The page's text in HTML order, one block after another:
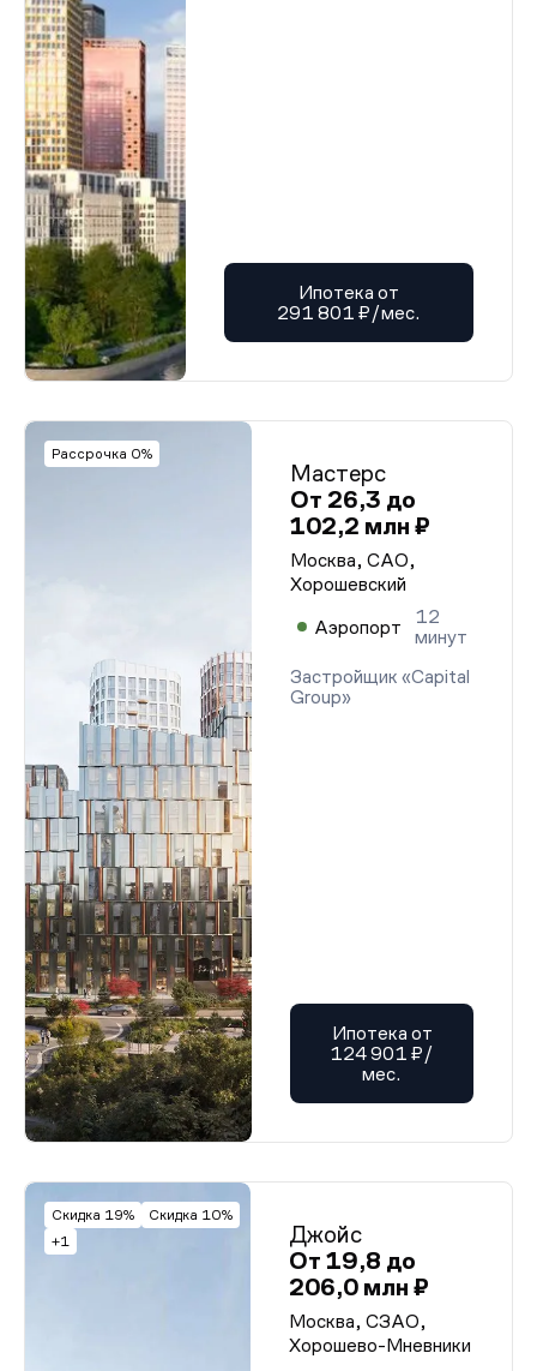
Ипотека от
291 801 ₽/мес.
Рассрочка 0%
Мастерс
От 26,3 до
102,2 млн ₽
Москва, САО,
Хорошевский
Аэропорт
12
минут
Застройщик «Capital
Group»
Ипотека от
124 901 ₽/
мес.
Скидка 19%
Скидка 10%
+1
Джойс
От 19,8 до
206,0 млн ₽
Москва, СЗАО,
Хорошево-Мневники